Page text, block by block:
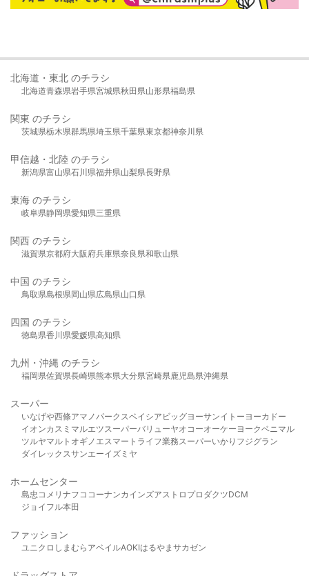
北海道・東北 のチラシ
北海道青森県岩手県宮城県秋田県山形県福島県
関東 のチラシ
茨城県栃木県群馬県埼玉県千葉県東京都神奈川県
甲信越・北陸 のチラシ
新潟県富山県石川県福井県山梨県長野県
東海 のチラシ
岐阜県静岡県愛知県三重県
関西 のチラシ
滋賀県京都府大阪府兵庫県奈良県和歌山県
中国 のチラシ
鳥取県島根県岡山県広島県山口県
四国 のチラシ
徳島県香川県愛媛県高知県
九州・沖縄 のチラシ
福岡県佐賀県長崎県熊本県大分県宮崎県鹿児島県沖縄県
スーパー
いなげや西條アマノパークスベイシア ビッグヨーサンイトーヨーカドー
イオンカスミ マルエツスーパーバリューヤオコーオーケー ヨークベニマル
ツルヤマルト オギノ エスマート ライフ業務スーパーいかり フジグラン
ダイレックスサンエーイズミヤ
ホームセンター
島忠 コメリ ナフコ コーナンカインズアストロプロダクツDCM
ジョイフル本田
ファッション
ユニクロ しまむら アベイルAOKIはるやま サカゼン